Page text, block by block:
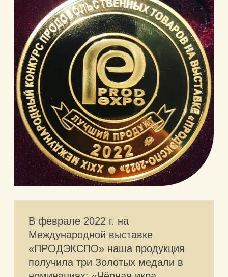
проверку, получая документальные
подтверждения соответствия стандартам.
Формируя каждый заказ, наши менеджеры
всегда вкладывают в посылку
соответствующие документы,
подтверждающие происхождение и
качество продукции.
АСТРАХАНСКАЯ
ЧЁРНАЯ ИКРА
ОПТОМ